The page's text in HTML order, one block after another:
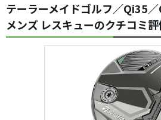
テーラーメイドゴルフ／Qi35
メンズ レスキューのクチコミ